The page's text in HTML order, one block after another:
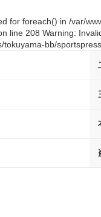
for foreach() in /var/
line 208 Warning:
bb/